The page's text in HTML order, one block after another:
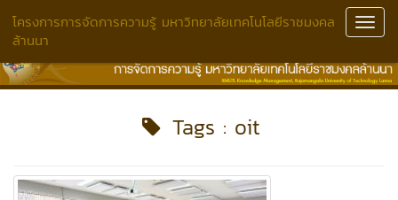
โครงการการจัดการความรู้ มหาวิทยาลัยเทคโนโลยีราชมงคล
ล้านนา
Tags : oit